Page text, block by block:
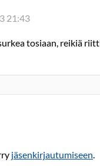
21:43
tosiaan, reikiä
jäsenkirjautumiseen.